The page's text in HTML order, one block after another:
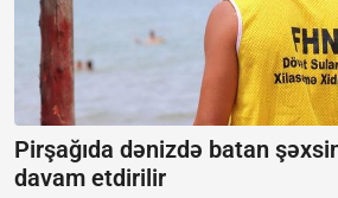
Pirşağıda dənizdə batan
davam etdirilir